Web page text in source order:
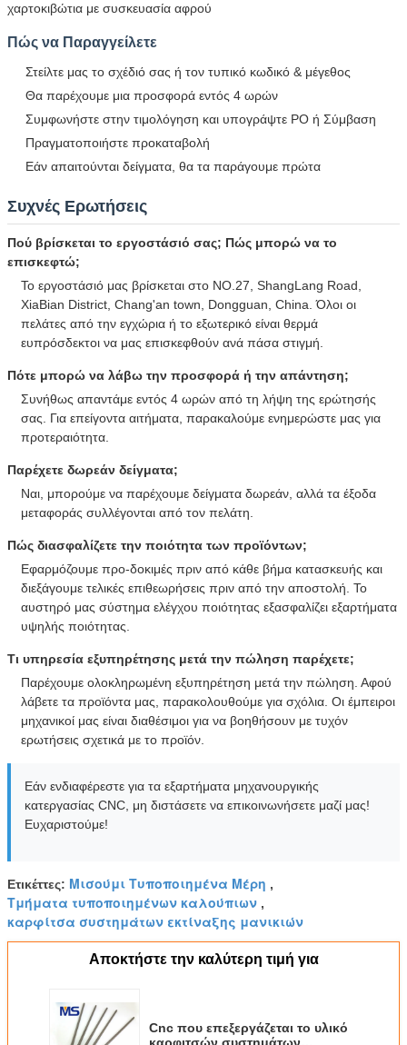
χαρτοκιβώτια με συσκευασία αφρού
Πώς να Παραγγείλετε
Στείλτε μας το σχέδιό σας ή τον τυπικό κωδικό & μέγεθος
Θα παρέχουμε μια προσφορά εντός 4 ωρών
Συμφωνήστε στην τιμολόγηση και υπογράψτε PO ή Σύμβαση
Πραγματοποιήστε προκαταβολή
Εάν απαιτούνται δείγματα, θα τα παράγουμε πρώτα
Συχνές Ερωτήσεις
Πού βρίσκεται το εργοστάσιό σας; Πώς μπορώ να το
επισκεφτώ;
Το εργοστάσιό μας βρίσκεται στο NO.27, ShangLang Road,
XiaBian District, Chang'an town, Dongguan, China. Όλοι οι
πελάτες από την εγχώρια ή το εξωτερικό είναι θερμά
ευπρόσδεκτοι να μας επισκεφθούν ανά πάσα στιγμή.
Πότε μπορώ να λάβω την προσφορά ή την απάντηση;
Συνήθως απαντάμε εντός 4 ωρών από τη λήψη της ερώτησής
σας. Για επείγοντα αιτήματα, παρακαλούμε ενημερώστε μας για
προτεραιότητα.
Παρέχετε δωρεάν δείγματα;
Ναι, μπορούμε να παρέχουμε δείγματα δωρεάν, αλλά τα έξοδα
μεταφοράς συλλέγονται από τον πελάτη.
Πώς διασφαλίζετε την ποιότητα των προϊόντων;
Εφαρμόζουμε προ-δοκιμές πριν από κάθε βήμα κατασκευής και
διεξάγουμε τελικές επιθεωρήσεις πριν από την αποστολή. Το
αυστηρό μας σύστημα ελέγχου ποιότητας εξασφαλίζει εξαρτήματα
υψηλής ποιότητας.
Τι υπηρεσία εξυπηρέτησης μετά την πώληση παρέχετε;
Παρέχουμε ολοκληρωμένη εξυπηρέτηση μετά την πώληση. Αφού
λάβετε τα προϊόντα μας, παρακολουθούμε για σχόλια. Οι έμπειροι
μηχανικοί μας είναι διαθέσιμοι για να βοηθήσουν με τυχόν
ερωτήσεις σχετικά με το προϊόν.
Εάν ενδιαφέρεστε για τα εξαρτήματα μηχανουργικής
κατεργασίας CNC, μη διστάσετε να επικοινωνήσετε μαζί μας!
Ευχαριστούμε!
Ετικέττες: Μισούμι Τυποποιημένα Μέρη ,
Τμήματα τυποποιημένων καλούπιων ,
καρφίτσα συστημάτων εκτίναξης μανικιών
Αποκτήστε την καλύτερη τιμή για
Cnc που επεξεργάζεται το υλικό